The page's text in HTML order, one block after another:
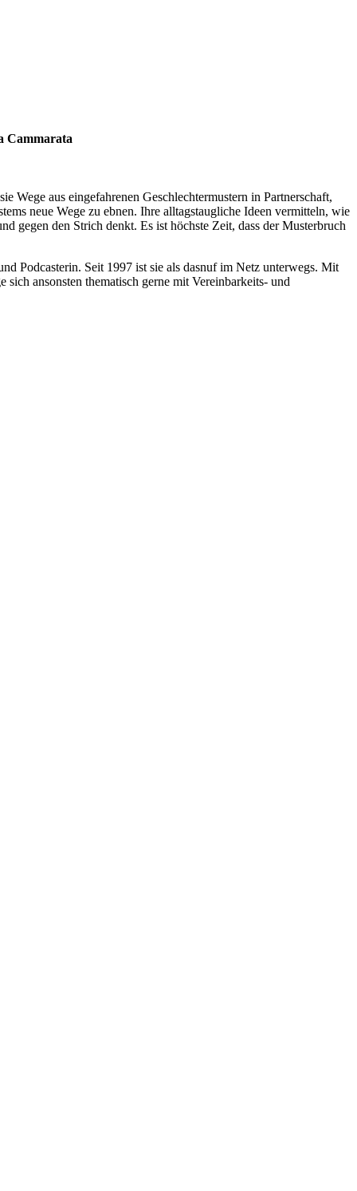
Cammarata
Wege aus eingefahrenen Geschlechtermustern in Partnerschaft,
neue Wege zu ebnen. Ihre alltagstaugliche Ideen vermitteln, wie
gegen den Strich denkt. Es ist höchste Zeit, dass der Musterbruch
Podcasterin. Seit 1997 ist sie als dasnuf im Netz unterwegs. Mit
ansonsten thematisch gerne mit Vereinbarkeits- und